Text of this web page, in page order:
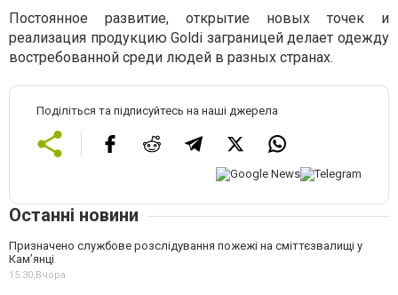
Постоянное развитие, открытие новых точек и
реализация продукцию Goldi заграницей делает одежду
востребованной среди людей в разных странах.
Поділіться та підписуйтесь на наші джерела
Останні новини
Призначено службове розслідування пожежі на сміттєзвалищі у
Кам’янці
15:30,Вчора